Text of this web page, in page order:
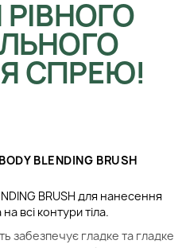
СПРЕЮ!
BLENDING BRUSH
BRUSH для нанесення
всі контури тіла.
забезпечує гладке та гладке